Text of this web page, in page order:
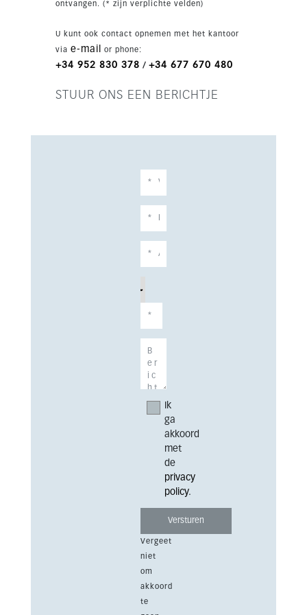
met garage en privéplaatsen, wat dit een
permanent wonen of investering.
ontvangen. (* zijn verplichte velden)
U kunt ook contact opnemen met het kantoor
via e-mail or phone:
+34 952 830 378 / +34 677 670 480
STUUR ONS EEN BERICHTJE
Ik
ga
akkoord
met
de
privacy
policy.
Vergeet
niet
om
akkoord
te